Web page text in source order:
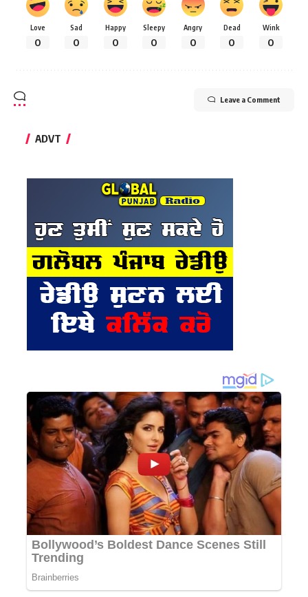
Love
0
Sad
0
Happy
0
Sleepy
0
Angry
0
Dead
0
Wink
0
Leave a Comment
ADVT